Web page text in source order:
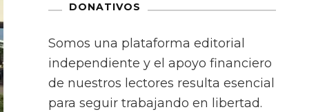
DONATIVOS
Somos una plataforma editorial
independiente y el apoyo financiero
de nuestros lectores resulta esencial
para seguir trabajando en libertad.